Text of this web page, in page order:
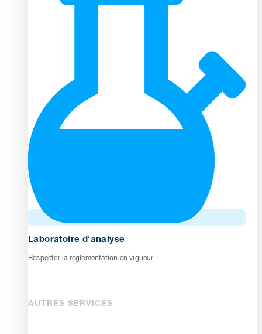
Laboratoire d'analyse
Respecter la réglementation en vigueur
AUTRES SERVICES